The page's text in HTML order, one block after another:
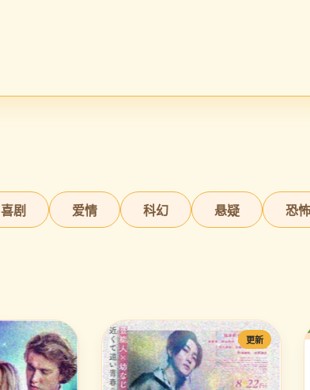
喜剧 爱情 科幻 悬疑 恐怖
更新